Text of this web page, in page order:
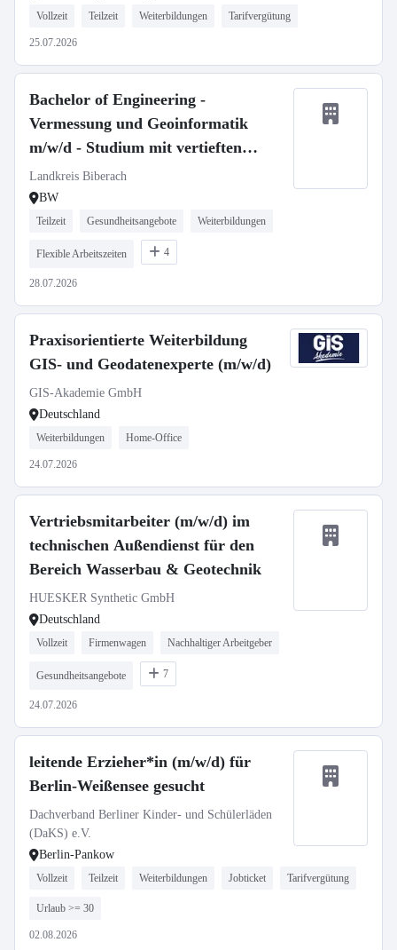
Vollzeit Teilzeit Weiterbildungen Tarifvergütung
25.07.2026
Bachelor of Engineering -
Vermessung und Geoinformatik
m/w/d - Studium mit vertieften
Praxisphasen
Landkreis Biberach
BW
Teilzeit Gesundheitsangebote Weiterbildungen
Flexible Arbeitszeiten 4
28.07.2026
Praxisorientierte Weiterbildung
GIS- und Geodatenexperte (m/w/d)
GIS-Akademie GmbH
Deutschland
Weiterbildungen Home-Office
24.07.2026
Vertriebsmitarbeiter (m/w/d) im
technischen Außendienst für den
Bereich Wasserbau & Geotechnik
HUESKER Synthetic GmbH
Deutschland
Vollzeit Firmenwagen Nachhaltiger Arbeitgeber
Gesundheitsangebote 7
24.07.2026
leitende Erzieher*in (m/w/d) für
Berlin-Weißensee gesucht
Dachverband Berliner Kinder- und Schülerläden
(DaKS) e.V.
Berlin-Pankow
Vollzeit Teilzeit Weiterbildungen Jobticket Tarifvergütung
Urlaub >= 30
02.08.2026